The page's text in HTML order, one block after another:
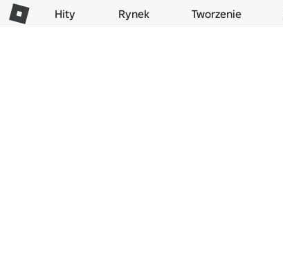
Hity Rynek Tworzenie